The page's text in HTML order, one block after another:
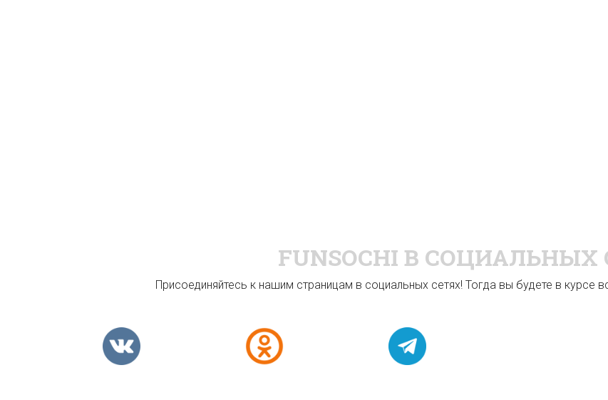
FUNSOCHI В СОЦИАЛЬНЫХ
Присоединяйтесь к нашим страницам в социальных сетях! Тогда вы будете в курсе